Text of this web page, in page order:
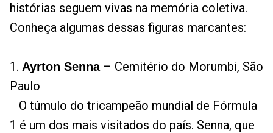
histórias seguem vivas na memória coletiva.
Conheça algumas dessas figuras marcantes:
1. Ayrton Senna– Cemitério do Morumbi, São
Paulo
O túmulo do tricampeão mundial de Fórmula
1 é um dos mais visitados do país. Senna, que